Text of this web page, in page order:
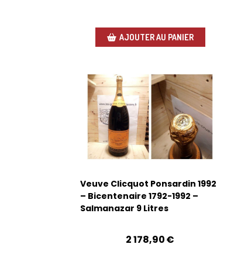
AJOUTER AU PANIER
Veuve Clicquot Ponsardin 1992
– Bicentenaire 1792-1992 –
Salmanazar 9 Litres
2 178,90€